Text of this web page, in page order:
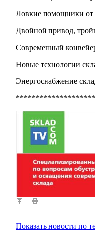
Ловкие помощники от
Двойной привод,
Современный
Новые технологии
Энергоснабжение
Показать новости по